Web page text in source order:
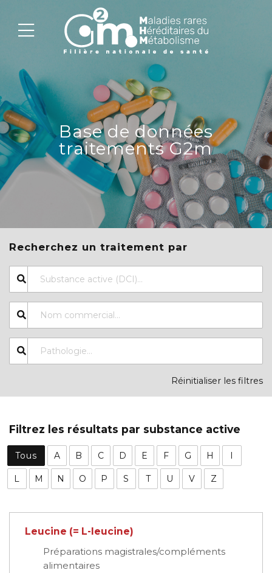
Base de données
traitements G2m
Recherchez un traitement par
Réinitialiser les filtres
Filtrez les résultats par substance active
Tous A B C D E F G H I
L M N O P S T U V Z
Leucine (= L-leucine)
Préparations magistrales/compléments
alimentaires